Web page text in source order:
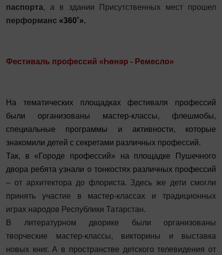
паспорта, а в здании Присутственных мест прошел
перформанс «360˚».
Фестиваль профессий « Һөнәр - Ремесло»
На тематических площадках фестиваля профессий
были организованы мастер-классы, флешмобы,
специальные программы и активности, которые
знакомили детей с секретами различных профессий.
Так, в «Городе профессий» на площадке Пушечного
двора ребята узнали о тонкостях различных профессий
– от архитектора до флориста. Здесь же дети смогли
принять участие в мастер-классах и традиционных
играх народов Республики Татарстан.
В литературном дворике были организованы
творческие мастер-классы, викторины и выставка
новых книг. А в пространстве детского телевидения от